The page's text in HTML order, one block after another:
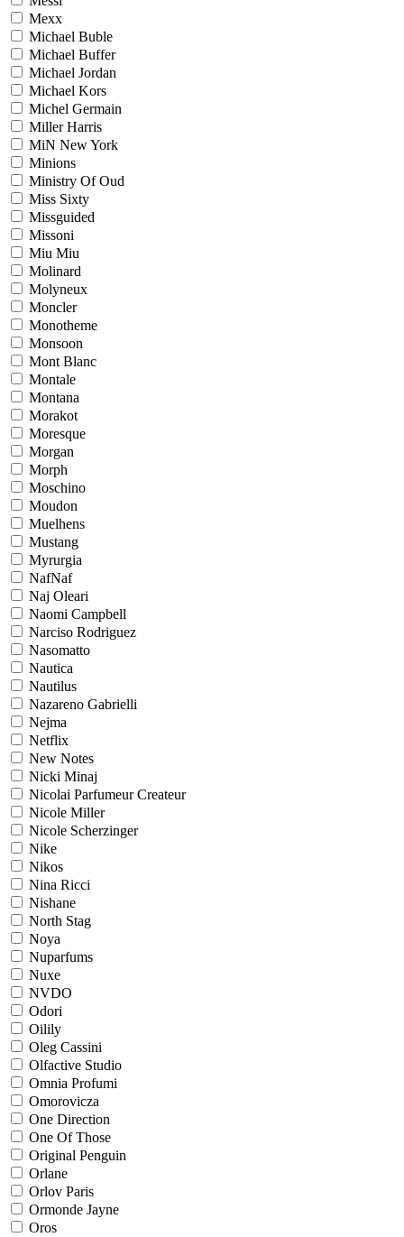
Mexx
Michael Buble
Michael Buffer
Michael Jordan
Michael Kors
Michel Germain
Miller Harris
MiN New York
Minions
Ministry Of Oud
Miss Sixty
Missguided
Missoni
Miu Miu
Molinard
Molyneux
Moncler
Monotheme
Monsoon
Mont Blanc
Montale
Montana
Morakot
Moresque
Morgan
Morph
Moschino
Moudon
Muelhens
Mustang
Myrurgia
NafNaf
Naj Oleari
Naomi Campbell
Narciso Rodriguez
Nasomatto
Nautica
Nautilus
Nazareno Gabrielli
Nejma
Netflix
New Notes
Nicki Minaj
Nicolai Parfumeur Createur
Nicole Miller
Nicole Scherzinger
Nike
Nikos
Nina Ricci
Nishane
North Stag
Noya
Nuparfums
Nuxe
NVDO
Odori
Oilily
Oleg Cassini
Olfactive Studio
Omnia Profumi
Omorovicza
One Direction
One Of Those
Original Penguin
Orlane
Orlov Paris
Ormonde Jayne
Oros